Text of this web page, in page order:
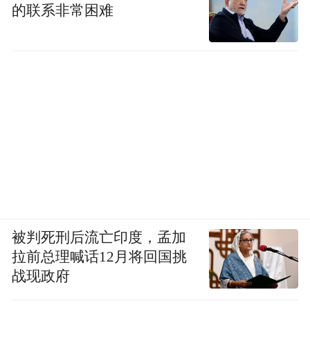
的联系非常困难
被判死刑后流亡印度，孟加
拉前总理喊话12月将回国挑
战现政府